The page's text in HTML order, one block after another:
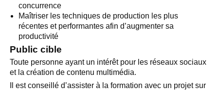
concurrence
Maîtriser les techniques de production les plus
récentes et performantes afin d’augmenter sa
productivité
Public cible
Toute personne ayant un intérêt pour les réseaux sociaux
et la création de contenu multimédia.
Il est conseillé d’assister à la formation avec un projet sur